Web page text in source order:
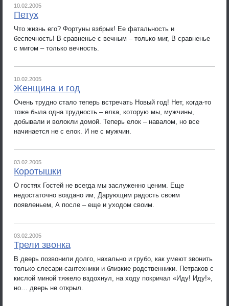
10.02.2005
Петух
Что жизнь его? Фортуны взбрык! Ее фатальность и
беспечность! В сравненье с вечным – только миг, В сравненье
с мигом – только вечность.
10.02.2005
Женщина и год
Очень трудно стало теперь встречать Новый год! Нет, когда-то
тоже была одна трудность – елка, которую мы, мужчины,
добывали и волокли домой. Теперь елок – навалом, но все
начинается не с елок. И не с мужчин.
03.02.2005
Коротышки
О гостях Гостей не всегда мы заслуженно ценим. Еще
недостаточно воздано им, Дарующим радость своим
появленьем, А после – еще и уходом своим.
03.02.2005
Трели звонка
В дверь позвонили долго, нахально и грубо, как умеют звонить
только слесари-сантехники и близкие родственники. Петраков с
кислой миной тяжело вздохнул, на ходу покричал «Иду! Иду!»,
но… дверь не открыл.